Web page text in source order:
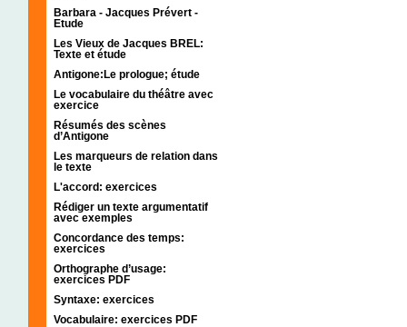
Barbara - Jacques Prévert -
Etude
Les Vieux de Jacques BREL:
Texte et étude
Antigone:Le prologue; étude
Le vocabulaire du théâtre avec
exercice
Résumés des scènes
d’Antigone
Les marqueurs de relation dans
le texte
L'accord: exercices
Rédiger un texte argumentatif
avec exemples
Concordance des temps:
exercices
Orthographe d’usage:
exercices PDF
Syntaxe: exercices
Vocabulaire: exercices PDF